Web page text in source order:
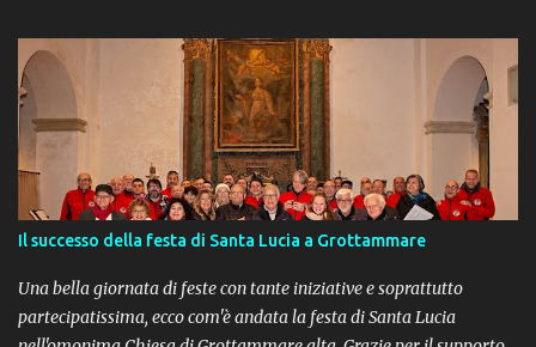
sono tanti ragazzi e giovani meritevoli di encomio, da cui prendere
esempio e che riempiono di soddisfazioni il cuore di genitori ed
educatori che hanno avuto la fortuna di incontrarli nei percorsi
scolastici della loro vita. La Pagella D’Oro 2025. L’occasione è data
dal premio “ Pagella d’oro ” che ogni anno la Fondazione Cassa di
Risparmio di Fermo “Carifermo” conferisce agli studenti più
meritevoli del nostro territorio. “La banca per i giovani” promuove
meritevoli delle scuole secondarie di primo e secondo grado, nelle
aree in cui la ...
Il successo della festa di Santa Lucia a Grottammare
Una bella giornata di feste con tante iniziative e soprattutto
partecipatissima, ecco com'è andata la festa di Santa Lucia